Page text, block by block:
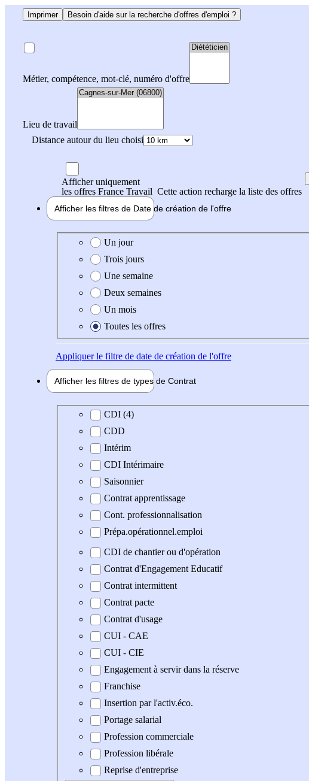
Imprimer Besoin d'aide sur la recherche d'offres d'emploi ?
Métier, compétence, mot-clé, numéro d'offre
Lieu de travail
Distance autour du lieu choisi
Afficher uniquement
les offres France Travail Cette action recharge la liste des offres
Afficher les filtres de Date de création de l'offre
Date de création de l'offre
Un jour
Trois jours
Une semaine
Deux semaines
Un mois
Toutes les offres
Appliquerle filtre de date de création de l'offre
Afficher les filtres de types de Contrat
Type de contrat
CDI (4)
CDD
Intérim
CDI Intérimaire
Saisonnier
Contrat apprentissage
Cont. professionnalisation
Prépa.opérationnel.emploi
CDI de chantier ou d'opération
Contrat d'Engagement Educatif
Contrat intermittent
Contrat pacte
Contrat d'usage
CUI - CAE
CUI - CIE
Engagement à servir dans la réserve
Franchise
Insertion par l'activ.éco.
Portage salarial
Profession commerciale
Profession libérale
Reprise d'entreprise